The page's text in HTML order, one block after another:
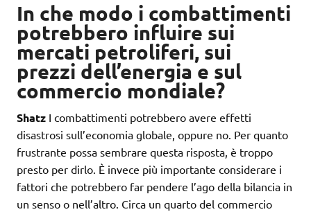
In che modo i combattimenti
potrebbero influire sui
mercati petroliferi, sui
prezzi dell’energia e sul
commercio mondiale?
Shatz I combattimenti potrebbero avere effetti
disastrosi sull’economia globale, oppure no. Per quanto
frustrante possa sembrare questa risposta, è troppo
presto per dirlo. È invece più importante considerare i
fattori che potrebbero far pendere l’ago della bilancia in
un senso o nell’altro. Circa un quarto del commercio